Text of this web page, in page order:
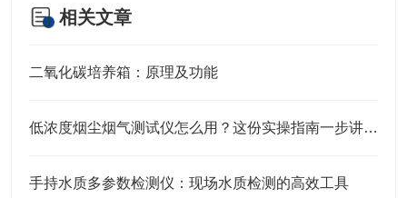
相关文章
二氧化碳培养箱：原理及功能
低浓度烟尘烟气测试仪怎么用？这份实操指南一步讲透！
手持水质多参数检测仪：现场水质检测的高效工具